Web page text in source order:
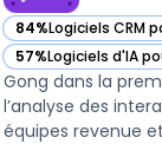
84%Logiciels CRM
— voir Gong dans
57%Logiciels d'IA
— voir Gong dans
Gong dans la
l’analyse des